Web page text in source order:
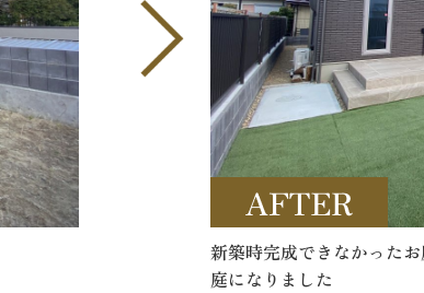
新築時完成できなかった
庭になりました